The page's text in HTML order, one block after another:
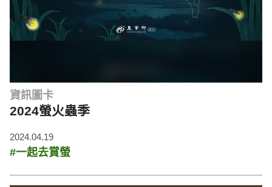
資訊圖卡
2024螢火蟲季
2024.04.19
#一起去賞螢